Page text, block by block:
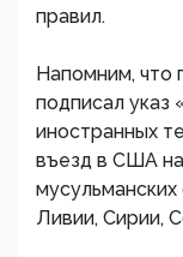
правил.
Напомним, что
подписал указ
иностранных
въезд в США
Ливии, Сирии,